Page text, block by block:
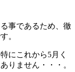
事であるため、徹
。
にこれから5月く
りません・・・。